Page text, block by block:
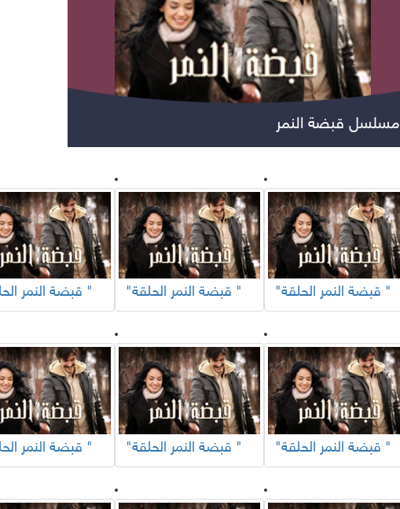
جميع المسلسلات مسلسلات عربية
مسلسلات عالمية مواهب ومسابقات برامج تلفزيون
مسلسل قبضة النمر
"قبضة النمر الحلقة " "قبضة النمر الحلقة " "قبضة النمر الحلقة "
"قبضة النمر الحلقة " "قبضة النمر الحلقة " "قبضة النمر الحلقة "